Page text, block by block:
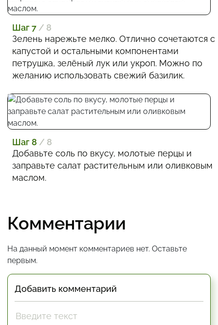
Шаг 7 / 8
Зелень нарежьте мелко. Отлично сочетаются с
капустой и остальными компонентами
петрушка, зелёный лук или укроп. Можно по
желанию использовать свежий базилик.
Шаг 8 / 8
Добавьте соль по вкусу, молотые перцы и
заправьте салат растительным или оливковым
маслом.
Комментарии
На данный момент комментариев нет. Оставьте
первым.
Добавить комментарий